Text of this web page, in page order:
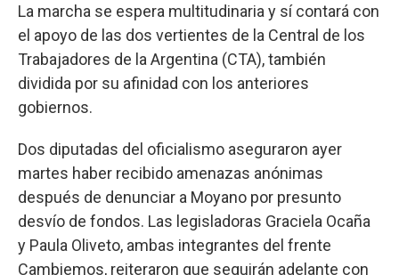
La marcha se espera multitudinaria y sí contará con
el apoyo de las dos vertientes de la Central de los
Trabajadores de la Argentina (CTA), también
dividida por su afinidad con los anteriores
gobiernos.
Dos diputadas del oficialismo aseguraron ayer
martes haber recibido amenazas anónimas
después de denunciar a Moyano por presunto
desvío de fondos. Las legisladoras Graciela Ocaña
y Paula Oliveto, ambas integrantes del frente
Cambiemos, reiteraron que seguirán adelante con